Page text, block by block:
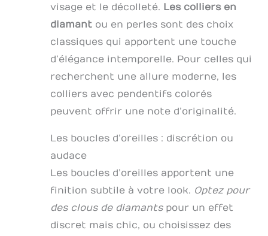
visage et le décolleté. Les colliers en
diamant ou en perles sont des choix
classiques qui apportent une touche
d’élégance intemporelle. Pour celles qui
recherchent une allure moderne, les
colliers avec pendentifs colorés
peuvent offrir une note d’originalité.
Les boucles d’oreilles : discrétion ou
audace
Les boucles d’oreilles apportent une
finition subtile à votre look. Optez pour
des clous de diamantspour un effet
discret mais chic, ou choisissez des